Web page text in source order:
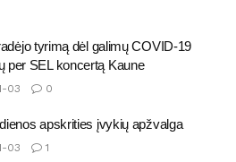
tyrimą dėl galimų COVID-19
per SEL koncertą Kaune
03 0
apskrities įvykių apžvalga
03 1